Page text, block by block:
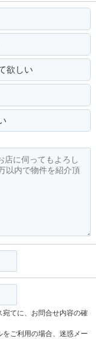
欲しい
てに、お問合せ内容の確
ご利用の場合、迷惑メー